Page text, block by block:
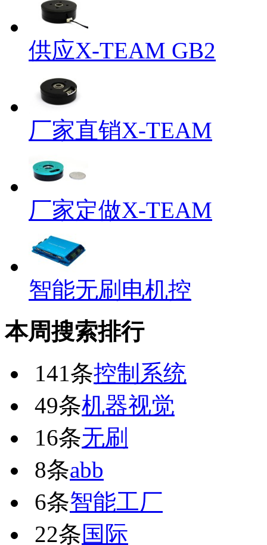
供应X-TEAM GB2
厂家直销X-TEAM
厂家定做X-TEAM
智能无刷电机控
本周搜索排行
141条控制系统
49条机器视觉
16条无刷
8条abb
6条智能工厂
22条国际